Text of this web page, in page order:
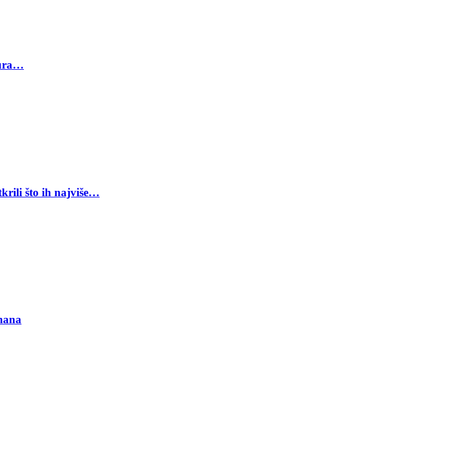
što ih najviše…